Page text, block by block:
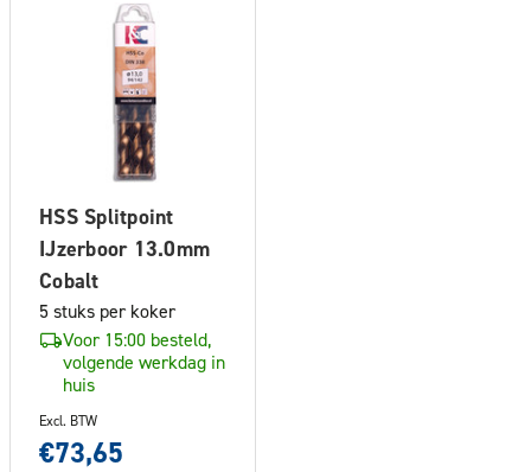
HSS Splitpoint
IJzerboor 13.0mm
Cobalt
5 stuks per koker
Voor 15:00 besteld,
volgende werkdag in
huis
Excl. BTW
€73,65